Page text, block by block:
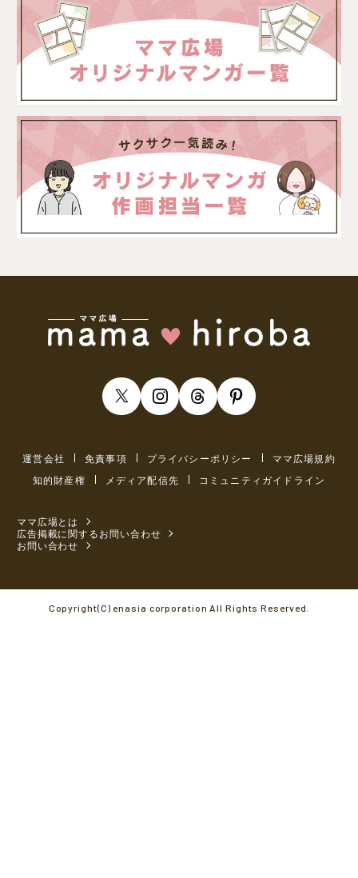
運営会社 免責事項 プライバシーポリシー
ママ広場規約
知的財産権
メディア配信先 コミュニティガイドライン
ママ広場とは
広告掲載に関するお問い合わせ
お問い合わせ
Copyright(C) enasia corporation All Rights Reserved.